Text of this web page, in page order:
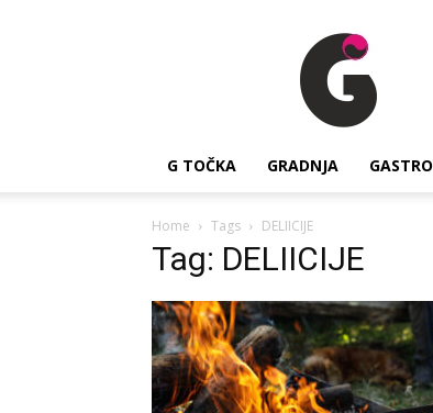
G
Točka
G TOČKA GRADNJA GASTRO
Home Tags DELIICIJE
Tag: DELIICIJE